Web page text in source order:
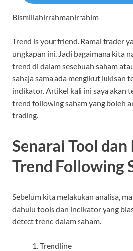
Bismillahirrahmanirrahim
Trend is your friend. Ramai trader
ungkapan ini. Jadi bagaimana kita
trend di dalam sesebuah saham
sahaja sama ada mengikut lukisan
indikator. Artikel kali ini saya akan
trend following saham yang boleh
trading.
Senarai Tool
Trend Following
Sebelum kita melakukan analisa,
dahulu tools dan indikator yang
detect trend dalam saham.
Trendline